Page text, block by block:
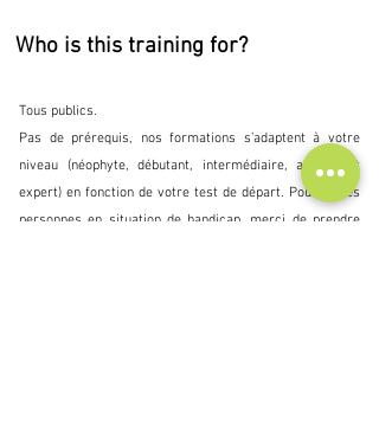
Who is this training for?
Tous publics.
Pas de prérequis, nos formations s’adaptent à votre
niveau (néophyte, débutant, intermédiaire, avancé et
expert) en fonction de votre test de départ. Pour toutes
personnes en situation de handicap, merci de prendre